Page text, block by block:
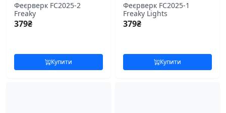
Феєрверк FC2025-2
Freaky
379₴
Купити
Феєрверк FC2025-1
Freaky Lights
379₴
Купити